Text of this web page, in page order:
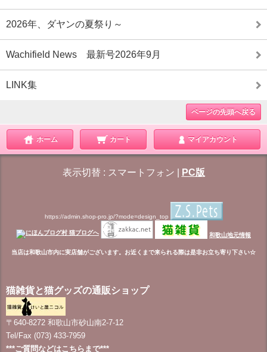
2026年、ダヤンの夏祭り～
Wachifield News 最新号2026年9月
LINK集
ページの先頭へ戻る
ホーム カート マイアカウント
表示切替 : スマートフォン PC版
https://admin.shop-pro.jp/?mode=design_top
和歌山地元情報
当店は和歌山市内に実店舗がございます。お近くまで来られる際は是非お立ち寄り下さい☆
猫雑貨と猫グッズの通販ショップ
〒640-8272 和歌山市砂山南2-7-12
Tel/Fax (073) 433-7959
***ご質問などはこちらまで***